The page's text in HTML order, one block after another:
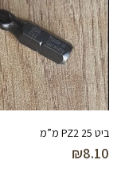
ביט PZ2 25 מ”מ
₪8.10